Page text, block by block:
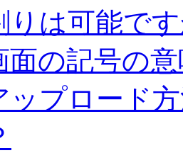
りは可能で
面の記号の
ップロード